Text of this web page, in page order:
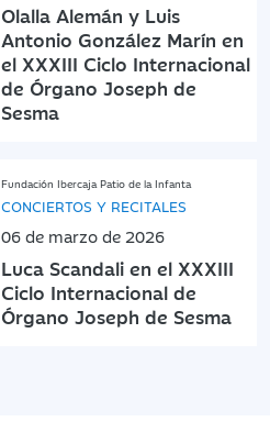
Olalla Alemán y Luis
Antonio González Marín en
el XXXIII Ciclo Internacional
de Órgano Joseph de
Sesma
Fundación Ibercaja Patio de la Infanta
CONCIERTOS Y RECITALES
06 de marzo de 2026
Luca Scandali en el XXXIII
Ciclo Internacional de
Órgano Joseph de Sesma